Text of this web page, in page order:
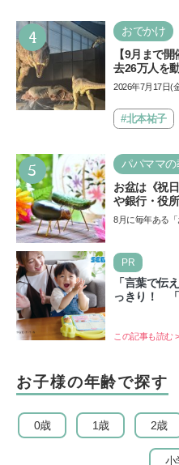
4 おでかけ
【9月まで
去26万人を
夏休みのお
2026年7月17日(
催…#北本祐子
5 パパママの
お盆は《祝
や銀行・役
8月に毎年ある「
PR
「言葉で伝
っきり！ 「
この記事も読む
お子様の年齢で探す
0歳 1歳 2歳
小